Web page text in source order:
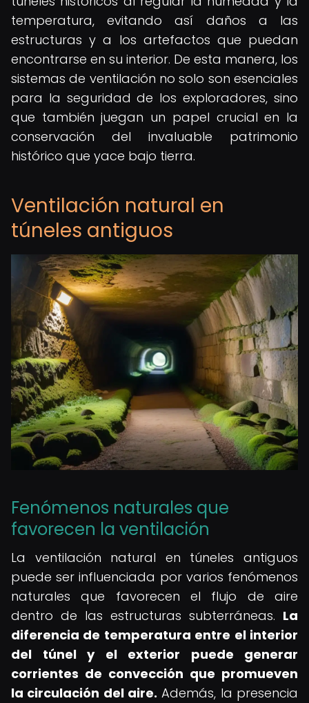
temperatura, evitando así daños a las
estructuras y a los artefactos que puedan
encontrarse en su interior. De esta manera, los
sistemas de ventilación no solo son esenciales
para la seguridad de los exploradores, sino
que también juegan un papel crucial en la
conservación del invaluable patrimonio
histórico que yace bajo tierra.
Ventilación natural en
túneles antiguos
Fenómenos naturales que
favorecen la ventilación
La ventilación natural en túneles antiguos
puede ser influenciada por varios fenómenos
naturales que favorecen el flujo de aire
dentro de las estructuras subterráneas. La
diferencia de temperatura entre el interior
del túnel y el exterior puede generar
corrientes de convección que promueven
la circulación del aire. Además, la presencia